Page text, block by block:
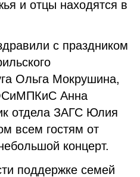
и отцы находятся в
с праздником
Ольга Мокрушина,
Анна
отдела ЗАГС Юлия
всем гостям от
концерт.
поддержке семей